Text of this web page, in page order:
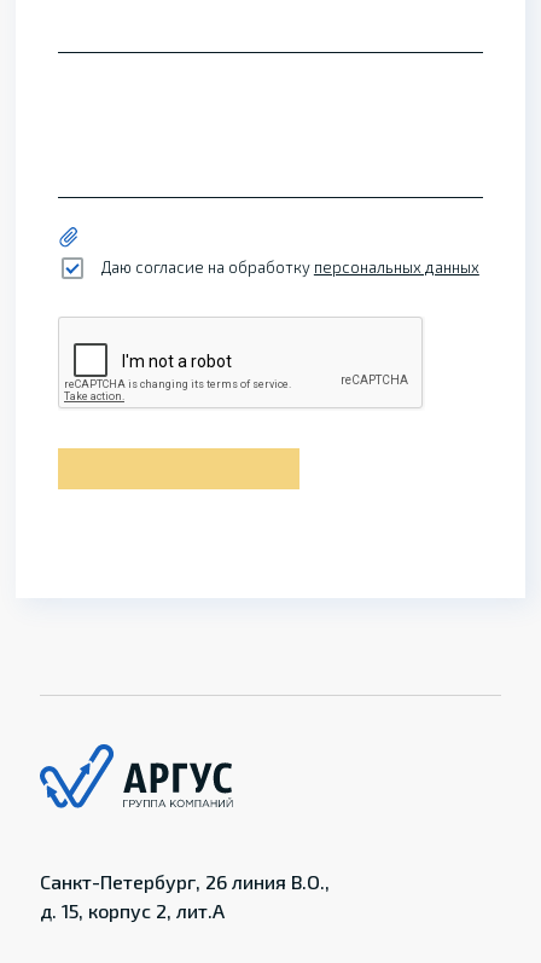
Даю согласие на обработку персональных данных
Санкт-Петербург, 26 линия В.О.,
д. 15, корпус 2, лит.А